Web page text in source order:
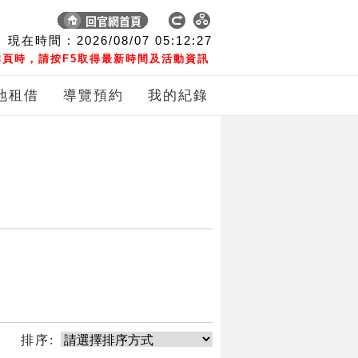
現在時間 : 2026/08/07 05:12:27
時，請按F5取得最新時間及活動資訊
租借 導覽預約 我的紀錄
排序: